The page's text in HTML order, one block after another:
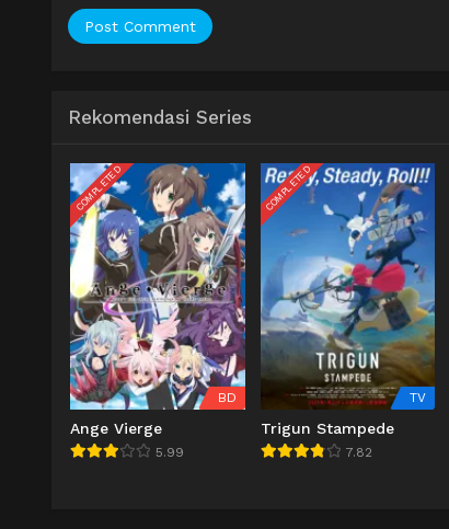
Rekomendasi Series
COMPLETED
BD
Ange Vierge
5.99
COMPLETED
TV
Trigun Stampede
7.82